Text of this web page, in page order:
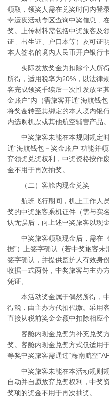
领取，领奖人需在兑奖时间内登
幸运夜活动专区查询中奖信息，
奖。上传材料需包括中奖旅客及
证、出生证、户口本等）及可证
本人签名的境内人民币开户银行卡
实际发放奖金为扣除个人所得
所得，适用税率为20%，以法律
客完成领奖手续后一次性发放至
金账户”内（需旅客开通“海航钱
将奖金转至其绑定的本人境内银
内选购机票或其他航空辅营产品。
中奖旅客未能在本规则规定时
通“海航钱包－奖金账户”功能并
弃领奖兑奖权利，中奖资格按作
金不用于再次抽奖。
（二）客舱内现金兑奖
航班飞行期间，机上工作人员
奖的中奖旅客乘机证件（需与实
认无误后，向上述中奖旅客以现金
中奖旅客领取现金后，需在《
据”）上签字确认（若中奖旅客
签字确认，并提供监护人有效身
收据一式两份，中奖旅客与主办
凭证。
本活动奖金属于偶然所得，中
得税，由主办方代扣代缴。采用
直接从税前奖金金额中扣除相应个
客舱内现金兑奖为补充兑奖方
奖。客舱内现金兑奖方式仅适用
等奖中奖旅客需通过“海南航空
中奖旅客未能在本活动规则规
自动并自愿放弃兑奖权利，中奖
奖项的奖金不用于再次抽奖。